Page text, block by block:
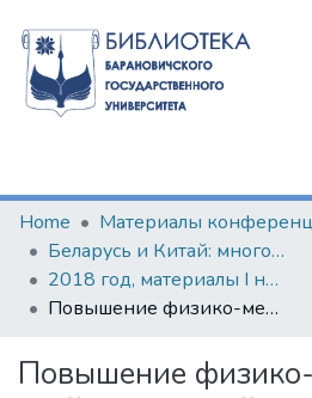
Communities & Collections
All of DSpace
Statistics
Home
Беларусь и Китай: многовекторность сотрудничества
2018 год, материалы I научно-практического круглого стола по изучению китайского языка и культуры
Повышение физико-механических свойств изделий в машиностроении методом ионно-плазменного азотирования
Повышение